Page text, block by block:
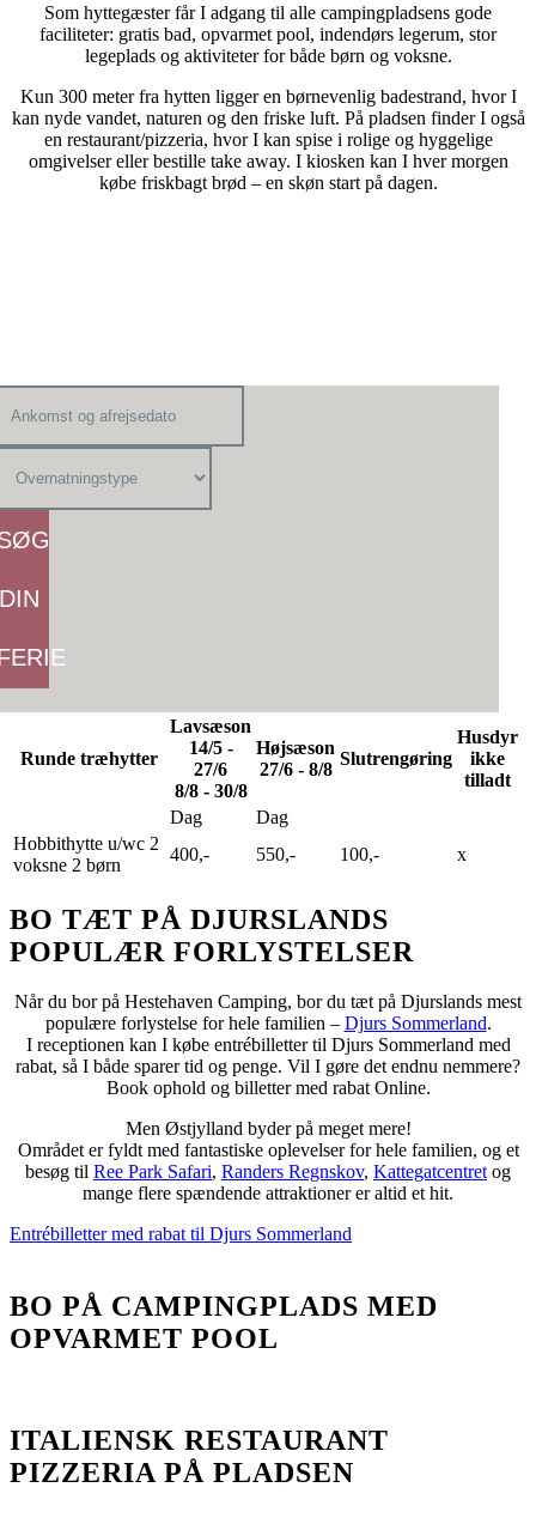
Som hyttegæster får I adgang til alle campingpladsens gode
faciliteter: gratis bad, opvarmet pool, indendørs legerum, stor
legeplads og aktiviteter for både børn og voksne.
Kun 300 meter fra hytten ligger en børnevenlig badestrand, hvor I
kan nyde vandet, naturen og den friske luft. På pladsen finder I også
en restaurant/pizzeria, hvor I kan spise i rolige og hyggelige
omgivelser eller bestille take away. I kiosken kan I hver morgen
købe friskbagt brød – en skøn start på dagen.
DIN
Runde træhytter
Lavsæson
14/5 -
27/6
8/8 - 30/8
Højsæson
27/6 - 8/8
Slutrengøring
Husdyr
ikke
tilladt
Dag
Dag
Hobbithytte u/wc 2
voksne 2 børn
400,- 550,- 100,- x
BO TÆT PÅ DJURSLANDS
POPULÆR FORLYSTELSER
Når du bor på Hestehaven Camping, bor du tæt på Djurslands mest
populære forlystelse for hele familien – Djurs Sommerland.
I receptionen kan I købe entrébilletter til Djurs Sommerland med
rabat, så I både sparer tid og penge. Vil I gøre det endnu nemmere?
Book ophold og billetter med rabat Online.
Men Østjylland byder på meget mere!
Området er fyldt med fantastiske oplevelser for hele familien, og et
besøg til Ree Park Safari, Randers Regnskov, Kattegatcentretog
mange flere spændende attraktioner er altid et hit.
Entrébilletter med rabat til Djurs Sommerland
BO PÅ CAMPINGPLADS MED
OPVARMET POOL
ITALIENSK RESTAURANT
PIZZERIA PÅ PLADSEN